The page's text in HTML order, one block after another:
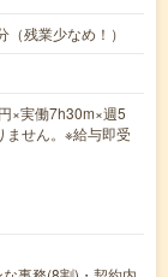
残業少なめ！）
×実働7h30m×週5
ません。※給与即受